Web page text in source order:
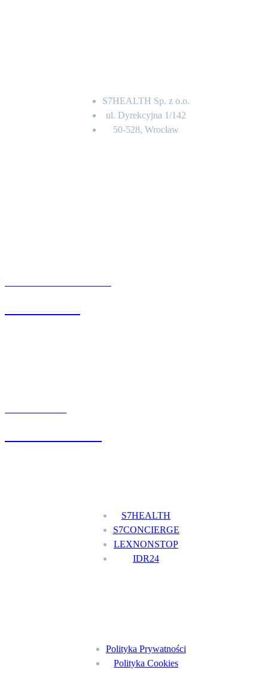
S7HEALTH Sp. z o.o.
ul. Dyrekcyjna 1/142
50-528, Wrocław
S7HEALTH
S7CONCIERGE
LEXNONSTOP
IDR24
Polityka Prywatności
Polityka Cookies